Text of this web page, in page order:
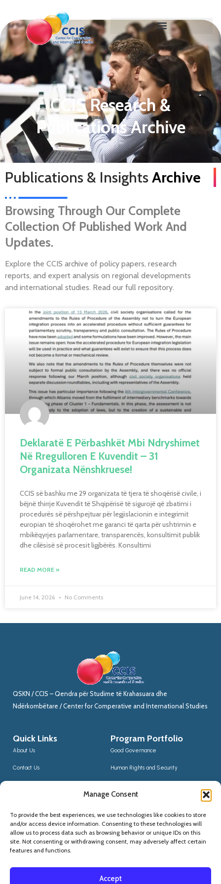
Manage Consent
To provide the best experiences, we use technologies like cookies to store
and/or access device information. Consenting to these technologies will
allow us to process data such as browsing behavior or unique IDs on this
site. Not consenting or withdrawing consent, may adversely affect certain
features and functions.
Accept
CCIS Research &
Publications Archive
Publications & InsightsArchive
Browsing Through Our Complete
Collection Of Published Work And
Updates.
Explore the CCIS archive of policy papers, research
reports, and expert analysis on regional developments
and international studies. Read our full repository.
Deklaratë E Përbashkët Mbi Ndryshimet
Në Rregulloren E Kuvendit – 31
Organizata Nënshkruese!
CCIS së bashku me 29 organizata të tjera të shoqërisë civile, i
bëjnë thirrje Kuvendit të Shqipërisë të sigurojë që zbatimi i
procedurës së përshpejtuar për legjislacionin e integrimit
europian të shoqërohet me garanci të qarta për ushtrimin e
mbikëqyrjes parlamentare, transparencës, konsultimit publik
dhe cilësisë së procesit ligjbërës. Konsultimi
READ MORE »
June 14, 2026 No Comments
QSKN / CCIS – Qendra për Studime të Krahasuara dhe
Ndërkombëtare / Center for Comperative and International Studies
Quick Links
About Us
Contact Us
Program Portfolio
Good Governance
Human Rights and Security
Social Inclusion
Contact Us
(+355) 68 20 56910